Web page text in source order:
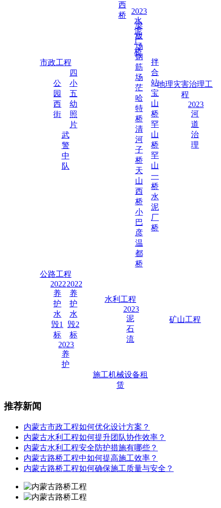
市政工程
公
园
西
街
四
小
五
幼
照
片
武
警
中
队
西
桥
梁
板
场
钢
筋
场
茫
哈
特
桥
清
河
子
桥
天
山
西
桥
小
巴
彦
温
都
桥
2023
水
泥
厂
桥
拌
合
站
宝
山
桥
罕
山
桥
罕
山
一
桥
水
泥
厂
桥
地理灾害治理工
程
2023
河
道
治
理
公路工程
2022
养
护
水
毁1
标
2022
养
护
水
毁2
标
2023
养
护
水利工程
2023
泥
石
流
矿山工程
施工机械设备租
赁
推荐新闻
内蒙古市政工程如何优化设计方案？
内蒙古水利工程如何提升团队协作效率？
内蒙古水利工程安全防护措施有哪些？
内蒙古路桥工程中如何提高施工效率？
内蒙古路桥工程如何确保施工质量与安全？